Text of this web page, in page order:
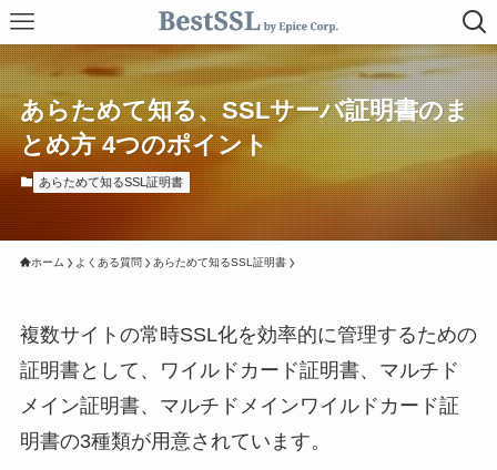
あらためて知る、SSLサーバ証明書のま
とめ方 4つのポイント
あらためて知るSSL証明書
ホーム よくある質問 あらためて知るSSL証明書
複数サイトの常時SSL化を効率的に管理するための
証明書として、ワイルドカード証明書、マルチド
メイン証明書、マルチドメインワイルドカード証
明書の3種類が用意されています。